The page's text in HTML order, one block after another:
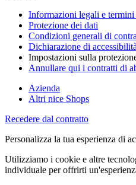
Informazioni legali e
Protezione dei dati
Condizioni generali di
Dichiarazione di accessibilità
Impostazioni sulla
Annullare qui i contratti di
Azienda
Altri nice Shops
Recedere dal contratto
Personalizza la tua esperienza di
Utilizziamo i cookie e altre
individuale per offrirti